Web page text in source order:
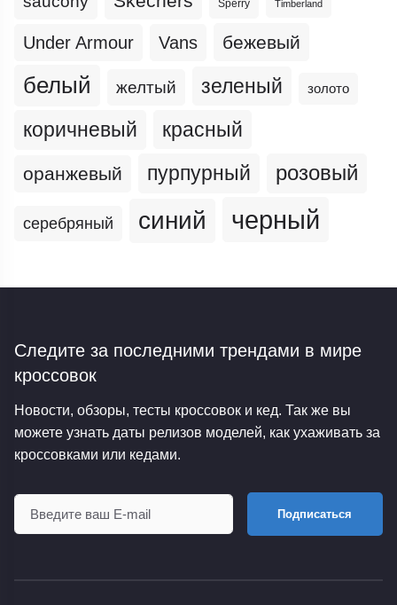
Sperry Timberland
Under Armour Vans бежевый
белый желтый зеленый золото
коричневый красный
оранжевый пурпурный розовый
серебряный синий черный
Следите за последними трендами в мире
кроссовок
Новости, обзоры, тесты кроссовок и кед. Так же вы
можете узнать даты релизов моделей, как ухаживать за
кроссовками или кедами.
Подписаться